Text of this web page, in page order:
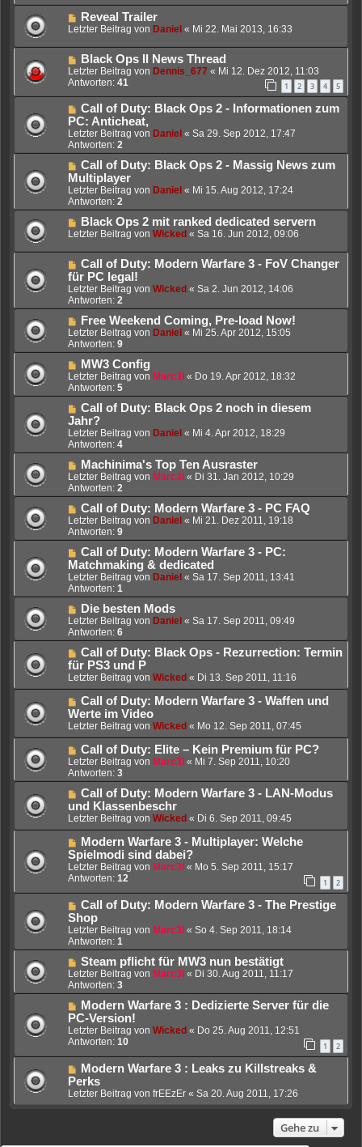
Reveal Trailer
Letzter Beitrag von Daniel « Mi 22. Mai 2013, 16:33
Black Ops II News Thread
Letzter Beitrag von Dennis_677 « Mi 12. Dez 2012, 11:03
Antworten: 41 1 2 3 4 5
Call of Duty: Black Ops 2 - Informationen zum
PC: Anticheat,
Letzter Beitrag von Daniel « Sa 29. Sep 2012, 17:47
Antworten: 2
Call of Duty: Black Ops 2 - Massig News zum
Multiplayer
Letzter Beitrag von Daniel « Mi 15. Aug 2012, 17:24
Antworten: 2
Black Ops 2 mit ranked dedicated servern
Letzter Beitrag von Wicked « Sa 16. Jun 2012, 09:06
Call of Duty: Modern Warfare 3 - FoV Changer
für PC legal!
Letzter Beitrag von Wicked « Sa 2. Jun 2012, 14:06
Antworten: 2
Free Weekend Coming, Pre-load Now!
Letzter Beitrag von Daniel « Mi 25. Apr 2012, 15:05
Antworten: 9
MW3 Config
Letzter Beitrag von Marc3l « Do 19. Apr 2012, 18:32
Antworten: 5
Call of Duty: Black Ops 2 noch in diesem
Jahr?
Letzter Beitrag von Daniel « Mi 4. Apr 2012, 18:29
Antworten: 4
Machinima's Top Ten Ausraster
Letzter Beitrag von Marc3l « Di 31. Jan 2012, 10:29
Antworten: 2
Call of Duty: Modern Warfare 3 - PC FAQ
Letzter Beitrag von Daniel « Mi 21. Dez 2011, 19:18
Antworten: 9
Call of Duty: Modern Warfare 3 - PC:
Matchmaking & dedicated
Letzter Beitrag von Daniel « Sa 17. Sep 2011, 13:41
Antworten: 1
Die besten Mods
Letzter Beitrag von Daniel « Sa 17. Sep 2011, 09:49
Antworten: 6
Call of Duty: Black Ops - Rezurrection: Termin
für PS3 und P
Letzter Beitrag von Wicked « Di 13. Sep 2011, 11:16
Call of Duty: Modern Warfare 3 - Waffen und
Werte im Video
Letzter Beitrag von Wicked « Mo 12. Sep 2011, 07:45
Call of Duty: Elite – Kein Premium für PC?
Letzter Beitrag von Marc3l « Mi 7. Sep 2011, 10:20
Antworten: 3
Call of Duty: Modern Warfare 3 - LAN-Modus
und Klassenbeschr
Letzter Beitrag von Wicked « Di 6. Sep 2011, 09:45
Modern Warfare 3 - Multiplayer: Welche
Spielmodi sind dabei?
Letzter Beitrag von Marc3l « Mo 5. Sep 2011, 15:17
Antworten: 12 1 2
Call of Duty: Modern Warfare 3 - The Prestige
Shop
Letzter Beitrag von Marc3l « So 4. Sep 2011, 18:14
Antworten: 1
Steam pflicht für MW3 nun bestätigt
Letzter Beitrag von Marc3l « Di 30. Aug 2011, 11:17
Antworten: 3
Modern Warfare 3 : Dedizierte Server für die
PC-Version!
Letzter Beitrag von Wicked « Do 25. Aug 2011, 12:51
Antworten: 10 1 2
Modern Warfare 3 : Leaks zu Killstreaks &
Perks
Letzter Beitrag von frEEzEr « Sa 20. Aug 2011, 17:26
Gehe zu